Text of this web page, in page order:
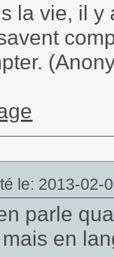
la vie, il y
le: 2013-02-
parle
en